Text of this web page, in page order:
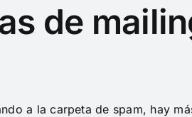
de
a la carpeta de spam, hay